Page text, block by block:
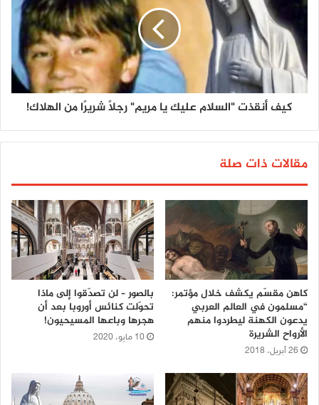
كيف أنقذت "السلام عليك يا مريم" رجلًا شريرًا من الهلاك!
مقالات ذات صلة
كاهن مقسّم يكشف خلال مؤتمر:
“مسلمون في العالم العربي
يدعون الكهنة ليطردوا منهم
الأرواح الشريرة
26 أبريل، 2018
بالصور – لن تصدّقوا إلى ماذا
تحوّلت كنائس أوروبا بعد أن
هجرها وباعها المسيحيون!
10 مايو، 2020